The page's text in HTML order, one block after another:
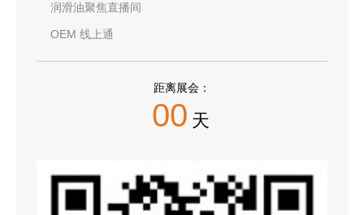
润滑油聚焦直播间
OEM 线上通
距离展会：
00 天